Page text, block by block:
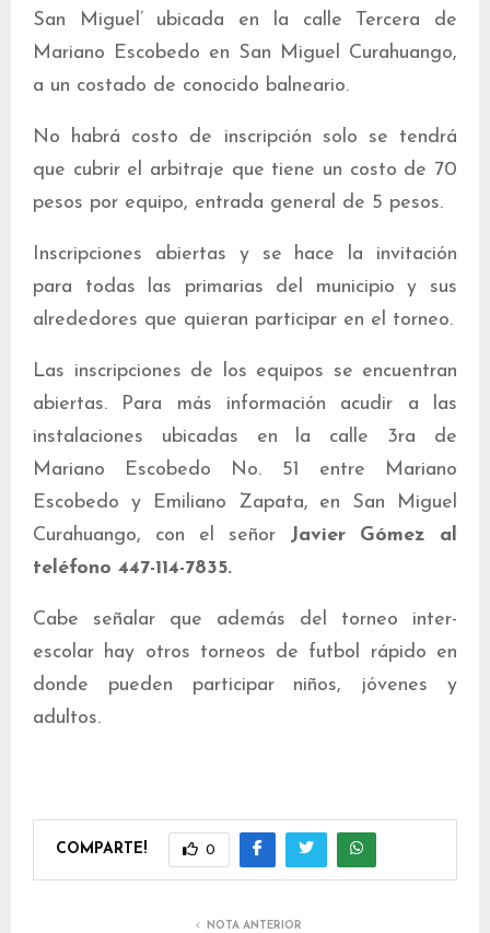
San Miguel’ ubicada en la calle Tercera de
Mariano Escobedo en San Miguel Curahuango,
a un costado de conocido balneario.
No habrá costo de inscripción solo se tendrá
que cubrir el arbitraje que tiene un costo de 70
pesos por equipo, entrada general de 5 pesos.
Inscripciones abiertas y se hace la invitación
para todas las primarias del municipio y sus
alrededores que quieran participar en el torneo.
Las inscripciones de los equipos se encuentran
abiertas. Para más información acudir a las
instalaciones ubicadas en la calle 3ra de
Mariano Escobedo No. 51 entre Mariano
Escobedo y Emiliano Zapata, en San Miguel
Curahuango, con el señor Javier Gómez al
teléfono 447-114-7835.
Cabe señalar que además del torneo inter-
escolar hay otros torneos de futbol rápido en
donde pueden participar niños, jóvenes y
adultos.
COMPARTE! 0
NOTA ANTERIOR